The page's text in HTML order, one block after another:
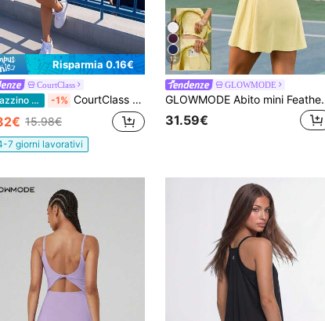
Risparmia 0.16€
CourtClass
Magazzino EU -1% CourtClass CourtClass Abito sportivo casual senza maniche di colore unito, alla moda per l'estate, per attività fisica
15.98€
7 giorni lavorativi
12
GLOWMODE
GLOWMODE Abito mini FeatherFit™-Air con
31.59€